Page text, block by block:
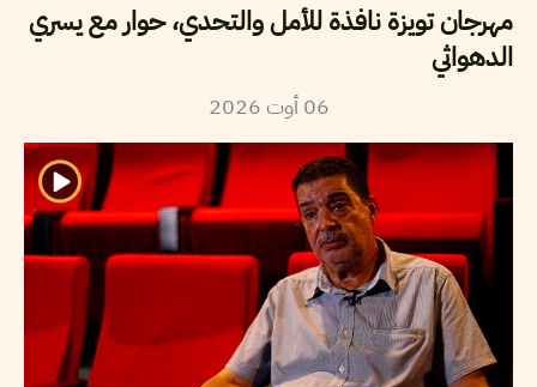
مهرجان تويزة نافذة للأمل والتحدي، حوار مع يسري
الدهواثي
06 أوت2026